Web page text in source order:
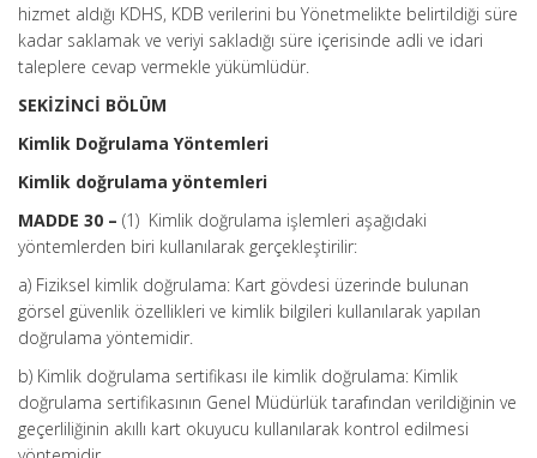
hizmet aldığı KDHS, KDB verilerini bu Yönetmelikte belirtildiği süre
kadar saklamak ve veriyi sakladığı süre içerisinde adli ve idari
taleplere cevap vermekle yükümlüdür.
SEKİZİNCİ BÖLÜM
Kimlik Doğrulama Yöntemleri
Kimlik doğrulama yöntemleri
MADDE 30 – (1) Kimlik doğrulama işlemleri aşağıdaki
yöntemlerden biri kullanılarak gerçekleştirilir:
a) Fiziksel kimlik doğrulama: Kart gövdesi üzerinde bulunan
görsel güvenlik özellikleri ve kimlik bilgileri kullanılarak yapılan
doğrulama yöntemidir.
b) Kimlik doğrulama sertifikası ile kimlik doğrulama: Kimlik
doğrulama sertifikasının Genel Müdürlük tarafından verildiğinin ve
geçerliliğinin akıllı kart okuyucu kullanılarak kontrol edilmesi